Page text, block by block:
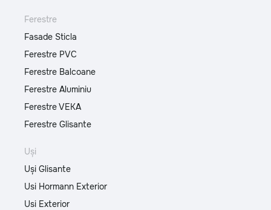
Ferestre
Fasade Sticla
Ferestre PVC
Ferestre Balcoane
Ferestre Aluminiu
Ferestre VEKA
Ferestre Glisante
Uși
Uși Glisante
Usi Hormann Exterior
Usi Exterior